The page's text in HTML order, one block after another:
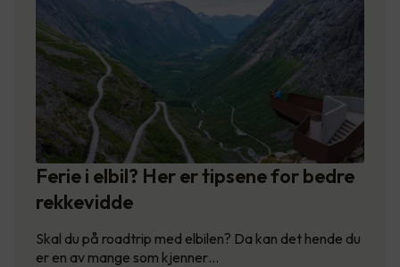
Ferie i elbil? Her er tipsene for bedre
rekkevidde
Skal du på roadtrip med elbilen? Da kan det hende du
er en av mange som kjenner…